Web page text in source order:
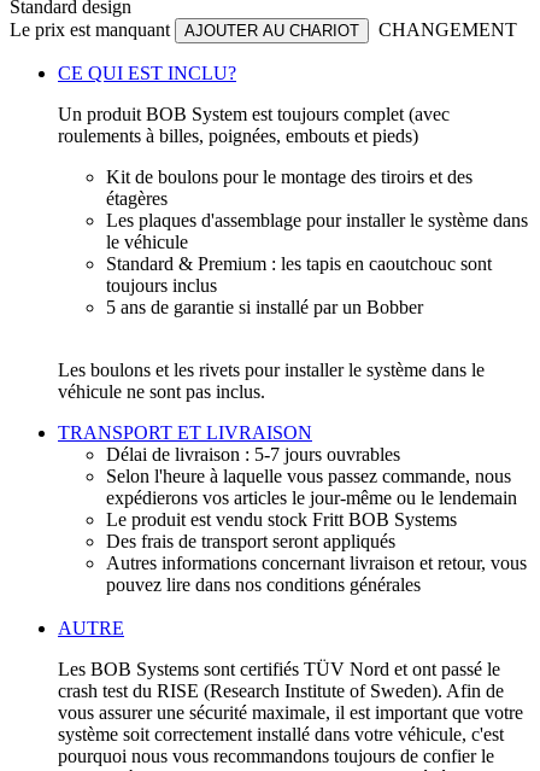
Standard design
Le prix est manquant
AJOUTER AU CHARIOT CHANGEMENT
CE QUI EST INCLU?
Un produit BOB System est toujours complet (avec
roulements à billes, poignées, embouts et pieds)
Kit de boulons pour le montage des tiroirs et des
étagères
Les plaques d'assemblage pour installer le système dans
le véhicule
Standard & Premium : les tapis en caoutchouc sont
toujours inclus
5 ans de garantie si installé par un Bobber
Les boulons et les rivets pour installer le système dans le
véhicule ne sont pas inclus.
TRANSPORT ET LIVRAISON
Délai de livraison : 5-7 jours ouvrables
Selon l'heure à laquelle vous passez commande, nous
expédierons vos articles le jour-même ou le lendemain
Le produit est vendu stock Fritt BOB Systems
Des frais de transport seront appliqués
Autres informations concernant livraison et retour, vous
pouvez lire dans nos conditions générales
AUTRE
Les BOB Systems sont certifiés TÜV Nord et ont passé le
crash test du RISE (Research Institute of Sweden). Afin de
vous assurer une sécurité maximale, il est important que votre
système soit correctement installé dans votre véhicule, c'est
pourquoi nous vous recommandons toujours de confier le